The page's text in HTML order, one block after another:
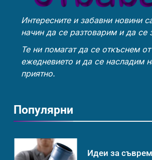
Идеи за
на баня
ИСТОРИЯ
Технологични
Интересните и забавни новини
начин да се разтоварим и да се
Те ни помагат да се откъснем от
ежедневието и да се насладим
приятно.
Популярни
Човешкият
невероятна
ИНТЕРЕСНО ИСТОРИЯ
свързани със
Идеи за